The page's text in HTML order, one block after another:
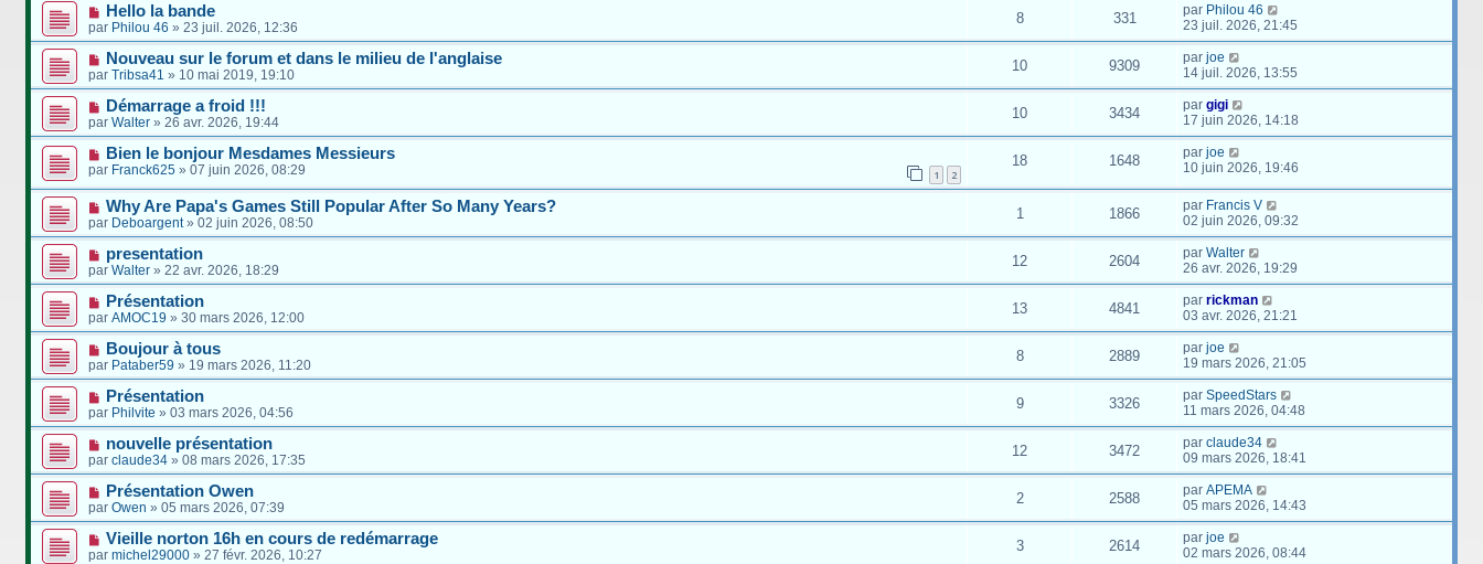
Hello la bande
par Philou 46 » 23 juil. 2026, 12:36
8 331 par Philou 46
23 juil. 2026, 21:45
Nouveau sur le forum et dans le milieu de l'anglaise
par Tribsa41 » 10 mai 2019, 19:10
10 9309 par joe
14 juil. 2026, 13:55
Démarrage a froid !!!
par Walter » 26 avr. 2026, 19:44
10 3434 par gigi
17 juin 2026, 14:18
Bien le bonjour Mesdames Messieurs
par Franck625 » 07 juin 2026, 08:29 1 2
18 1648 par joe
10 juin 2026, 19:46
Why Are Papa's Games Still Popular After So Many Years?
par Deboargent» 02 juin 2026, 08:50
1 1866 par Francis V
02 juin 2026, 09:32
presentation
par Walter » 22 avr. 2026, 18:29
12 2604 par Walter
26 avr. 2026, 19:29
Présentation
par AMOC19 » 30 mars 2026, 12:00
13 4841 par rickman
03 avr. 2026, 21:21
Boujour à tous
par Pataber59 » 19 mars 2026, 11:20
8 2889 par joe
19 mars 2026, 21:05
Présentation
par Philvite » 03 mars 2026, 04:56
9 3326 par SpeedStars
11 mars 2026, 04:48
nouvelle présentation
par claude34 » 08 mars 2026, 17:35
12 3472 par claude34
09 mars 2026, 18:41
Présentation Owen
par Owen » 05 mars 2026, 07:39
2 2588 par APEMA
05 mars 2026, 14:43
Vieille norton 16h en cours de redémarrage
par michel29000 » 27 févr. 2026, 10:27
3 2614 par joe
02 mars 2026, 08:44